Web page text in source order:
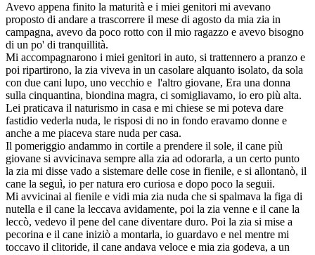
Avevo appena finito la maturità e i miei genitori mi avevano
proposto di andare a trascorrere il mese di agosto da mia zia in
campagna, avevo da poco rotto con il mio ragazzo e avevo bisogno
di un po' di tranquillità.
Mi accompagnarono i miei genitori in auto, si trattennero a pranzo e
poi ripartirono, la zia viveva in un casolare alquanto isolato, da sola
con due cani lupo, uno vecchio e l'altro giovane, Era una donna
sulla cinquantina, biondina magra, ci somigliavamo, io ero più alta.
Lei praticava il naturismo in casa e mi chiese se mi poteva dare
fastidio vederla nuda, le risposi di no in fondo eravamo donne e
anche a me piaceva stare nuda per casa.
Il pomeriggio andammo in cortile a prendere il sole, il cane più
giovane si avvicinava sempre alla zia ad odorarla, a un certo punto
la zia mi disse vado a sistemare delle cose in fienile, e si allontanò, il
cane la seguì, io per natura ero curiosa e dopo poco la seguii.
Mi avvicinai al fienile e vidi mia zia nuda che si spalmava la figa di
nutella e il cane la leccava avidamente, poi la zia venne e il cane la
leccò, vedevo il pene del cane diventare duro. Poi la zia si mise a
pecorina e il cane iniziò a montarla, io guardavo e nel mentre mi
toccavo il clitoride, il cane andava veloce e mia zia godeva, a un